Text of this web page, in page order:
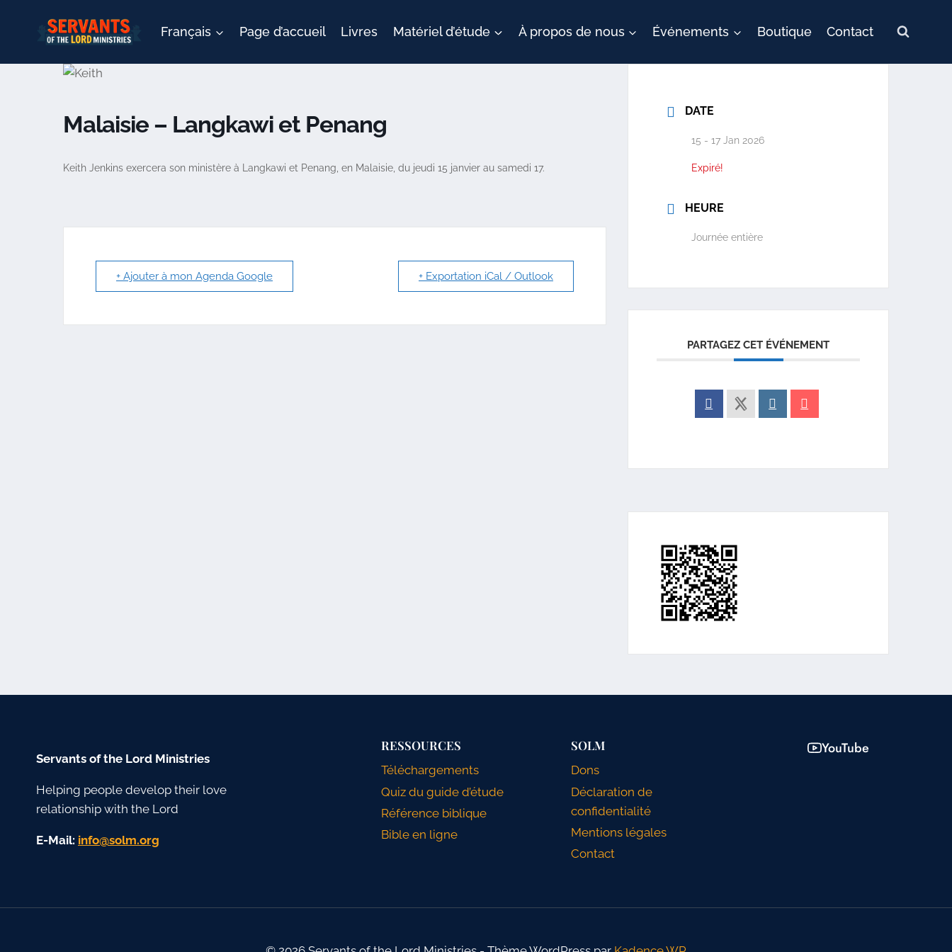
Français Page d’accueil Livres Matériel d’étude À propos de nous Événements Boutique Contact
Malaisie – Langkawi et Penang
Keith Jenkins exercera son ministère à Langkawi et Penang, en Malaisie, du jeudi 15 janvier au samedi 17.
+ Ajouter à mon Agenda Google + Exportation iCal / Outlook
DATE
15 - 17 Jan 2026
Expiré!
HEURE
Journée entière
PARTAGEZ CET ÉVÉNEMENT
Servants of the Lord Ministries
Helping people develop their love
relationship with the Lord
E-Mail: gro.mlos@ofni
RESSOURCES
Téléchargements
Quiz du guide d’étude
Référence biblique
Bible en ligne
SOLM
Dons
Déclaration de
confidentialité
Mentions légales
Contact
YouTube